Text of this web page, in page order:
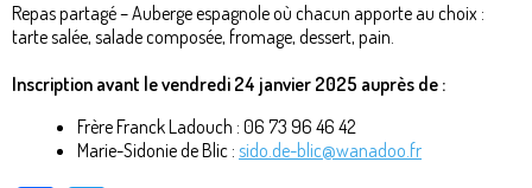
Repas partagé – Auberge espagnole où chacun apporte au choix :
tarte salée, salade composée, fromage, dessert, pain.
Inscription avant le vendredi 24 janvier 2025 auprès de :
Frère Franck Ladouch : 06 73 96 46 42
Marie-Sidonie de Blic : sido.de-blic@wanadoo.fr